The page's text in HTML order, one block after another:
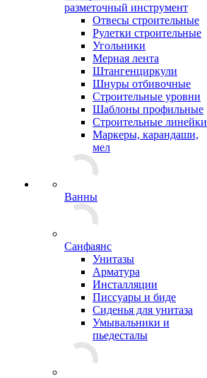
разметочный инструмент
Отвесы строительные
Рулетки строительные
Угольники
Мерная лента
Штангенциркули
Шнуры отбивочные
Строительные уровни
Шаблоны профильные
Строительные линейки
Маркеры, карандаши,
мел
Ванны
Санфаянс
Унитазы
Арматура
Инсталляции
Писсуары и биде
Сиденья для унитаза
Умывальники и
пьедесталы